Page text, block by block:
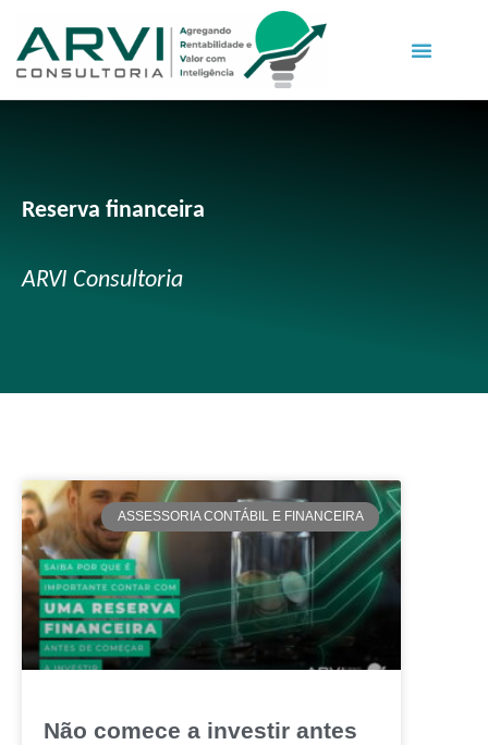
Reserva financeira
ARVI Consultoria
ASSESSORIA CONTÁBIL E FINANCEIRA
Não comece a investir antes